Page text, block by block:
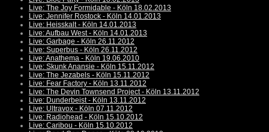
Live: The Joy Formidable - Köln 18.02.2013
Live: Jennifer Rostock - Köln 14.01.2013
Live: Heisskalt - Köln 14.01.2013
Live: Aufbau West - Köln 14.01.2013
Live: Garbage - Köln 26.11.2012
Live: Superbus - Köln 26.11.2012
Live: Anathema - Köln 19.06.2010
Live: Skunk Anansie - Köln 15.11.2012
Live: The Jezabels - Köln 15.11.2012
Live: Fear Factory - Köln 13.11.2012
Live: The Devin Townsend Project - Köln 13.11.2012
Live: Dunderbeist - Köln 13.11.2012
Live: Ultravox - Köln 07.11.2012
Live: Radiohead - Köln 15.10.2012
Live: Caribou - Köln 15.10.2012